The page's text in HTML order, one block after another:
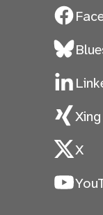
Xing
X